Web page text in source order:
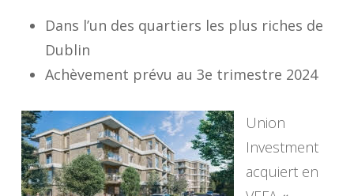
Dans l’un des quartiers les plus riches de
Dublin
Achèvement prévu au 3e trimestre 2024
Union
Investment
acquiert en